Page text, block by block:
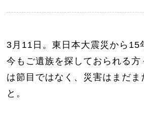
3月11日。東日本大震災から15
今もご遺族を探しておられる
は節目ではなく、災害はまだま
と。